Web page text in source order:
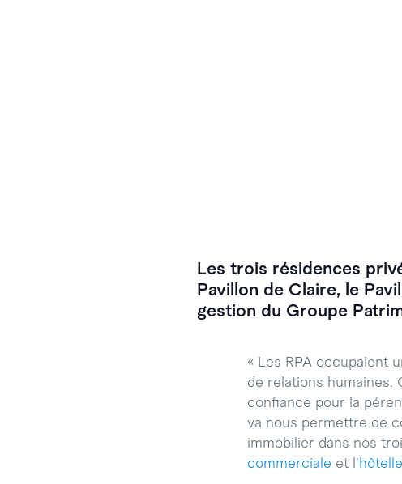
Les trois résidences
Pavillon de Claire, le
gestion du Groupe
« Les RPA occupaient
de relations humaines.
confiance pour la
va nous permettre de
immobilier dans nos
commerciale et l’